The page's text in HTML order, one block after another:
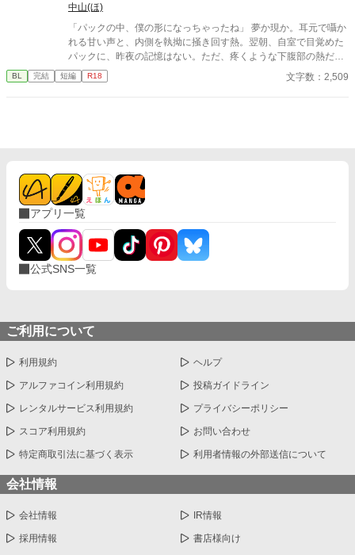
中山(ほ)
「パックの中、僕の形になっちゃったね」 夢か現か。耳元で囁か
れる甘い声と、内側を執拗に掻き回す熱。翌朝、自室で目覚めた
パックに、昨夜の記憶はない。ただ、疼くような下腹部の熱だけ
が残っていた。 相談しようと向かった相手こそが、自分を侵食し
ている張本人だとも知らずに、パックは父の部屋の扉を開く。 こ
BL 完結 短編 R18 文字数：2,509
アプリ一覧
公式SNS一覧
ご利用について
利用規約 ヘルプ
アルファコイン利用規約 投稿ガイドライン
レンタルサービス利用規約 プライバシーポリシー
スコア利用規約 お問い合わせ
特定商取引法に基づく表示 利用者情報の外部送信について
会社情報
会社情報 IR情報
採用情報 書店様向け